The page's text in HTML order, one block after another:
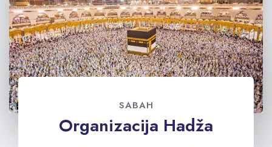
SABAH
Organizacija Hadža